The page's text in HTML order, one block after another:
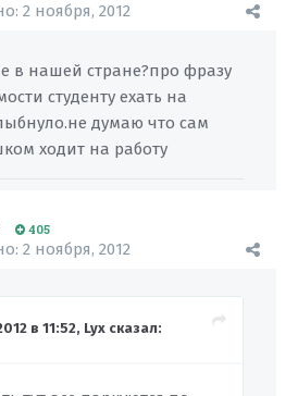
2 ноября, 2012
в нашей стране?про фразу
студенту ехать на
думаю что сам
ходит на работу
405
2 ноября, 2012
в 11:52, Lyx сказал: